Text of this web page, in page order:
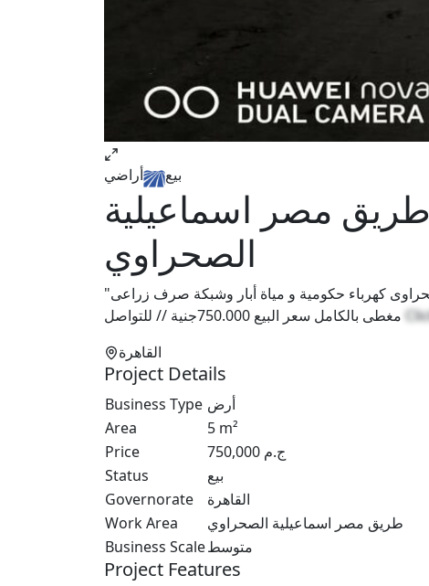
بيع أراضي
مصر اسماعيلية
الصحراوي
"مزرعة للبيع خمس فدان ع طريق مصر الاسماعلية الصحراوى كهرباء حكومية و مياة أبار وشبكة صرف زراعى
القاهرة
Project Details
Business Type أرض
Area
5 m²
Price
750,000 ج.م
Status
بيع
Governorate
القاهرة
Work Area
طريق مصر اسماعيلية الصحراوي
Business Scaleمتوسط
Project Features